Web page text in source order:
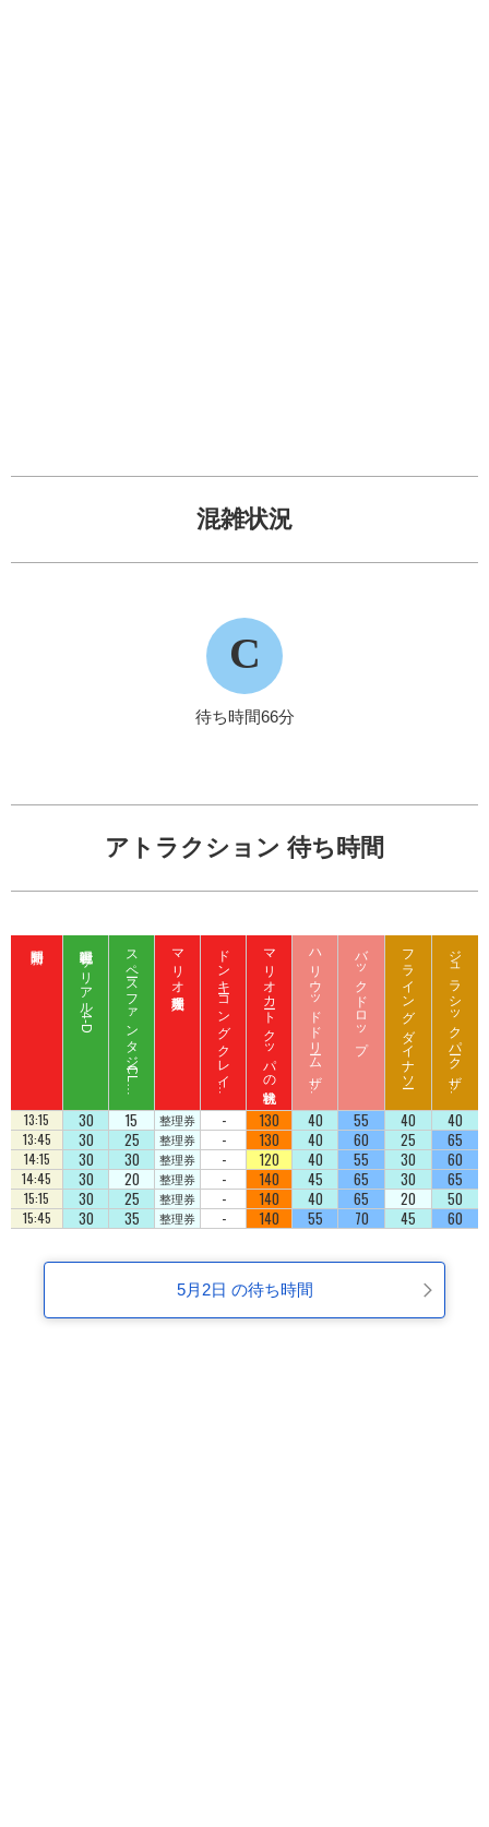
混雑状況
C
待ち時間66分
アトラクション 待ち時間
呪術廻戦 ザ リアル 4-D ス
ペ
ース
フ
ァ
ン
タ
ジ
ー
C
L
U
B
Z
E
D
D
マリオ入場整理券 ド
ン
キ
ーコ
ン
グ
ク
レ
イ
ジ
ート
ロ
ッ
コ
マリオカート クッパの挑戦状 ハ
リ
ウ
ッ
ド
ド
リ
ーム
ザ
ラ
イ
ド
バックドロップ フライング ダイナソー ジ
ュ
ラ
シ
ッ
ク
パ
ーク
ザ
ラ
イ
ド
13:15 30 15 整理券 - 130 40 55 40 40
13:45 30 25 整理券 - 130 40 60 25 65
14:15 30 30 整理券 - 120 40 55 30 60
14:45 30 20 整理券 - 140 45 65 30 65
15:15 30 25 整理券 - 140 40 65 20 50
15:45 30 35 整理券 - 140 55 70 45 60
5月2日 の待ち時間